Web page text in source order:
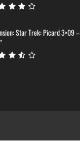
Star Trek: Picard 3×09 –